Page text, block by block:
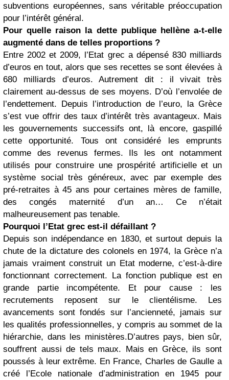
subventions européennes, sans véritable préoccupation
pour l’intérêt général.
Pour quelle raison la dette publique hellène a-t-elle
augmenté dans de telles proportions ?
Entre 2002 et 2009, l’Etat grec a dépensé 830 milliards
d’euros en tout, alors que ses recettes se sont élevées à
680 milliards d’euros. Autrement dit : il vivait très
clairement au-dessus de ses moyens. D’où l’envolée de
l’endettement. Depuis l’introduction de l’euro, la Grèce
s’est vue offrir des taux d’intérêt très avantageux. Mais
les gouvernements successifs ont, là encore, gaspillé
cette opportunité. Tous ont considéré les emprunts
comme des revenus fermes. Ils les ont notamment
utilisés pour construire une prospérité artificielle et un
système social très généreux, avec par exemple des
pré-retraites à 45 ans pour certaines mères de famille,
des congés maternité d’un an… Ce n’était
malheureusement pas tenable.
Pourquoi l’Etat grec est-il défaillant ?
Depuis son indépendance en 1830, et surtout depuis la
chute de la dictature des colonels en 1974, la Grèce n’a
jamais vraiment construit un Etat moderne, c’est-à-dire
fonctionnant correctement. La fonction publique est en
grande partie incompétente. Et pour cause : les
recrutements reposent sur le clientélisme. Les
avancements sont fondés sur l’ancienneté, jamais sur
les qualités professionnelles, y compris au sommet de la
hiérarchie, dans les ministères.D’autres pays, bien sûr,
souffrent aussi de tels maux. Mais en Grèce, ils sont
poussés à leur extrême. En France, Charles de Gaulle a
créé l’Ecole nationale d’administration en 1945 pour